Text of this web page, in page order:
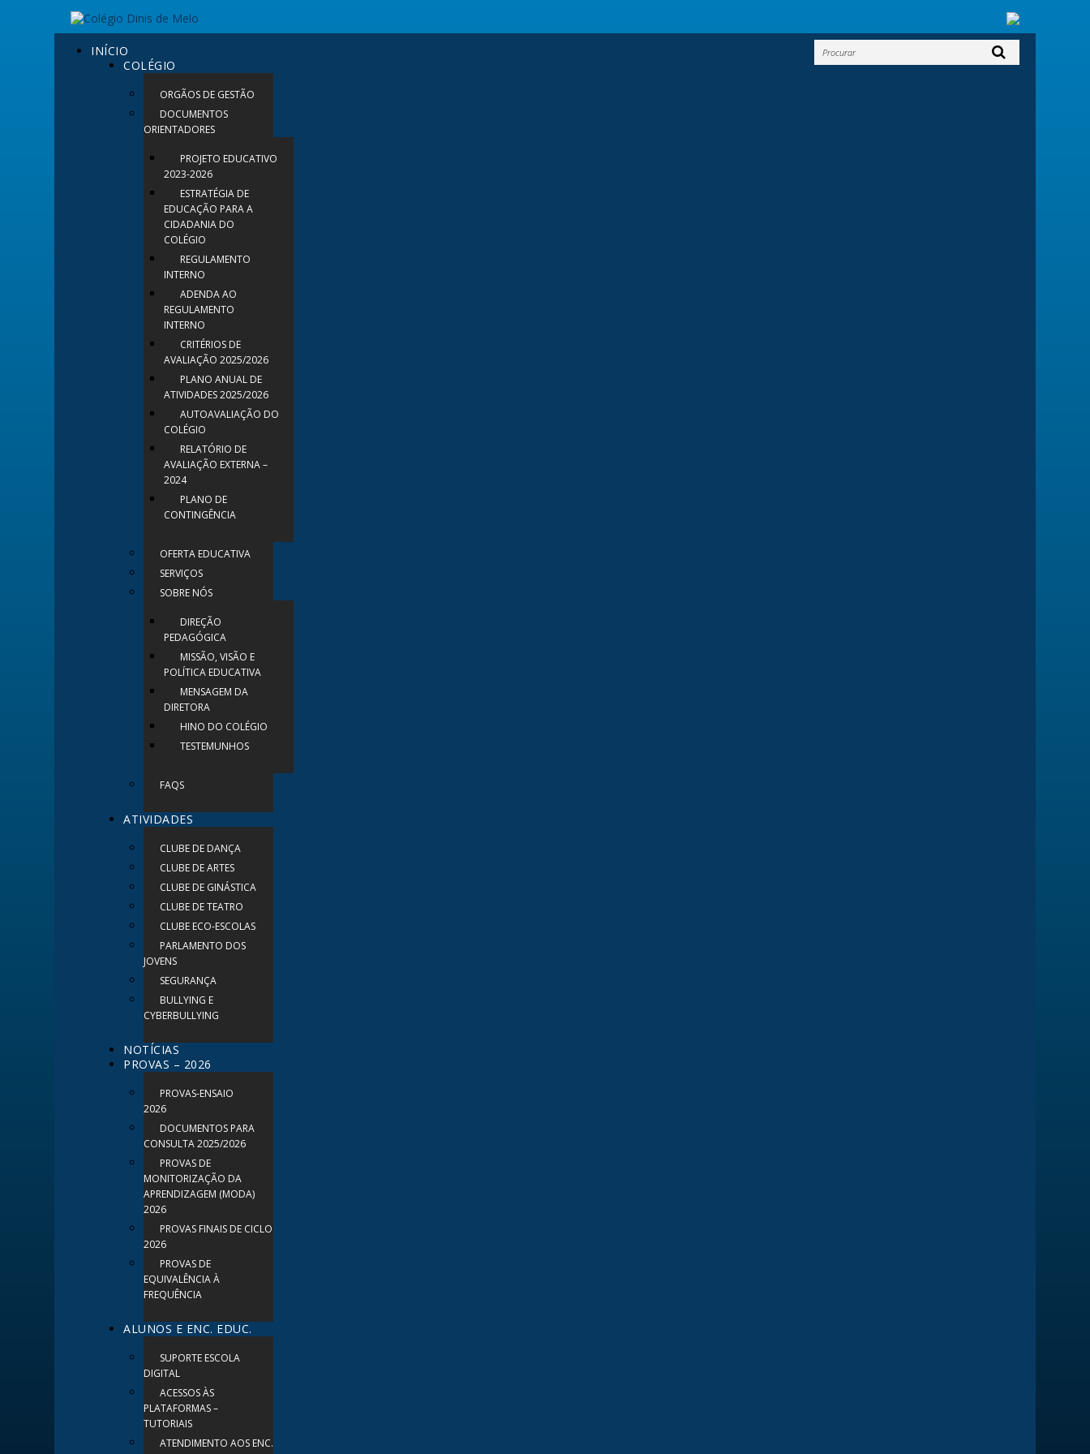
INÍCIO
COLÉGIO
ORGÃOS DE GESTÃO
DOCUMENTOS
ORIENTADORES
PROJETO EDUCATIVO
2023-2026
ESTRATÉGIA DE
EDUCAÇÃO PARA A
CIDADANIA DO
COLÉGIO
REGULAMENTO
INTERNO
ADENDA AO
REGULAMENTO
INTERNO
CRITÉRIOS DE
AVALIAÇÃO 2025/2026
PLANO ANUAL DE
ATIVIDADES 2025/2026
AUTOAVALIAÇÃO DO
COLÉGIO
RELATÓRIO DE
AVALIAÇÃO EXTERNA –
2024
PLANO DE
CONTINGÊNCIA
OFERTA EDUCATIVA
SERVIÇOS
SOBRE NÓS
DIREÇÃO
PEDAGÓGICA
MISSÃO, VISÃO E
POLÍTICA EDUCATIVA
MENSAGEM DA
DIRETORA
HINO DO COLÉGIO
TESTEMUNHOS
FAQS
ATIVIDADES
CLUBE DE DANÇA
CLUBE DE ARTES
CLUBE DE GINÁSTICA
CLUBE DE TEATRO
CLUBE ECO-ESCOLAS
PARLAMENTO DOS
JOVENS
SEGURANÇA
BULLYING E
CYBERBULLYING
NOTÍCIAS
PROVAS – 2026
PROVAS-ENSAIO
2026
DOCUMENTOS PARA
CONSULTA 2025/2026
PROVAS DE
MONITORIZAÇÃO DA
APRENDIZAGEM (MODA)
2026
PROVAS FINAIS DE CICLO
2026
PROVAS DE
EQUIVALÊNCIA À
FREQUÊNCIA
ALUNOS E ENC. EDUC.
SUPORTE ESCOLA
DIGITAL
ACESSOS ÀS
PLATAFORMAS –
TUTORIAIS
ATENDIMENTO AOS ENC.